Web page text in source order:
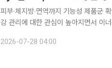
피부·체지방·면역까지 기능성 제품군 확대…시장 공략 확대 비만
강 관리에 대한 관심이 높아지면서 이
능식품업계에 따르면 GLP-1 계열 비만
2026-07-28 04:00